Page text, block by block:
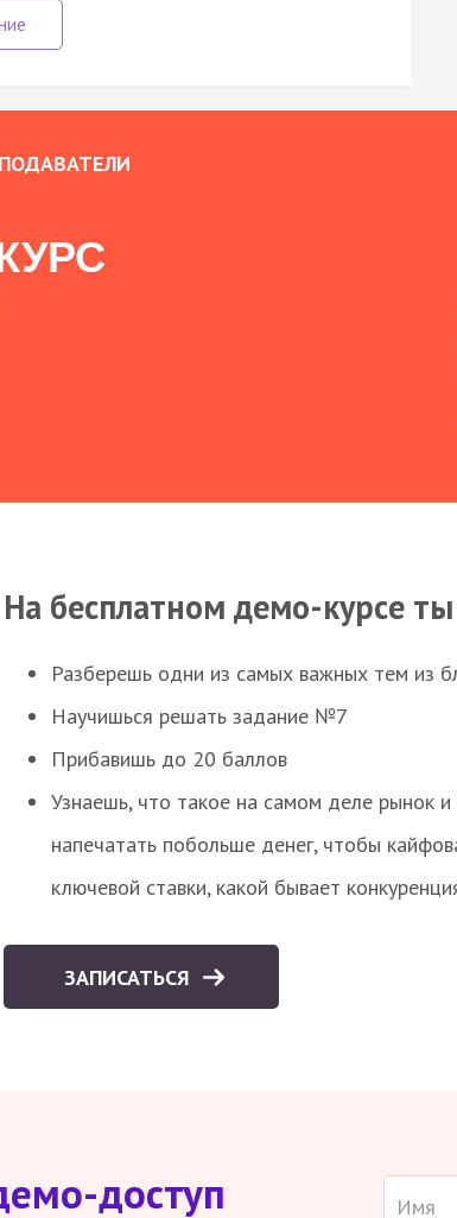
На бесплатном демо-курсе
Разберешь одни из самых важных тем из
Научишься решать задание №7
Прибавишь до 20 баллов
Узнаешь, что такое на самом деле рынок и
напечатать побольше денег, чтобы
ключевой ставки, какой бывает
ЗАПИСАТЬСЯ
доступ